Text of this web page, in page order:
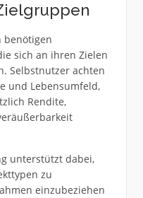
benötigen
sich an ihren Zielen
Selbstnutzer achten
und Lebensumfeld,
Rendite,
unterstützt dabei,
zu
einzubeziehen